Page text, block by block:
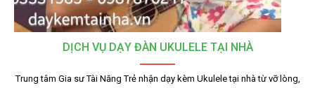
DỊCH VỤ DẠY ĐÀN UKULELE TẠI NHÀ
Trung tâm Gia sư Tài Năng Trẻ nhận dạy kèm Ukulele tại nhà từ vỡ lòng,